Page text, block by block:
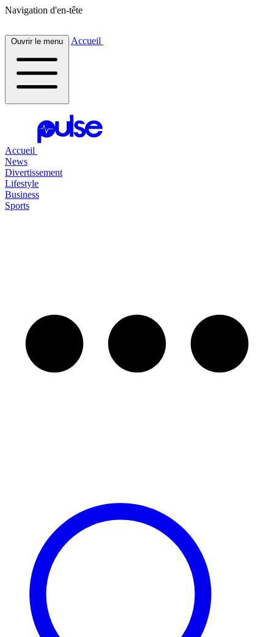
Navigation d'en-tête
Ouvrir le menu Accueil
Accueil
News
Divertissement
Lifestyle
Business
Sports